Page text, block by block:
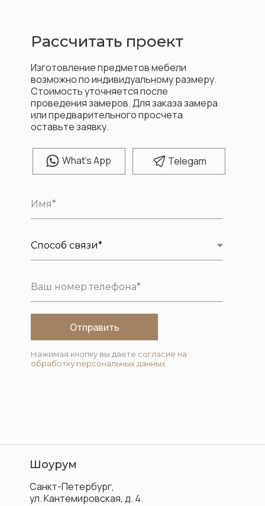
What's App Telegam
Рассчитать проект
Изготовление предметов мебели
возможно по индивидуальному размеру.
Стоимость уточняется после
проведения замеров. Для заказа замера
или предварительного просчета
оставьте заявку.
Отправить
Нажимая кнопку вы даете согласие на
обработку персональных данных
Санкт-Петербург,
ул. Кантемировская, д. 4.
Шоурум